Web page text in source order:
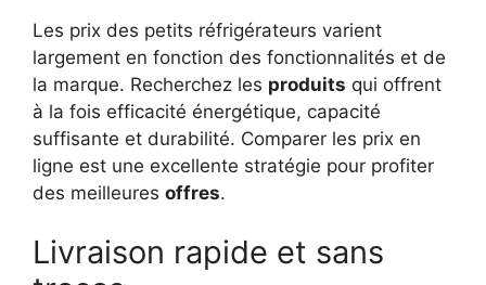
Les prix des petits réfrigérateurs varient
largement en fonction des fonctionnalités et de
la marque. Recherchez les produits qui offrent
à la fois efficacité énergétique, capacité
suffisante et durabilité. Comparer les prix en
ligne est une excellente stratégie pour profiter
des meilleures offres.
Livraison rapide et sans